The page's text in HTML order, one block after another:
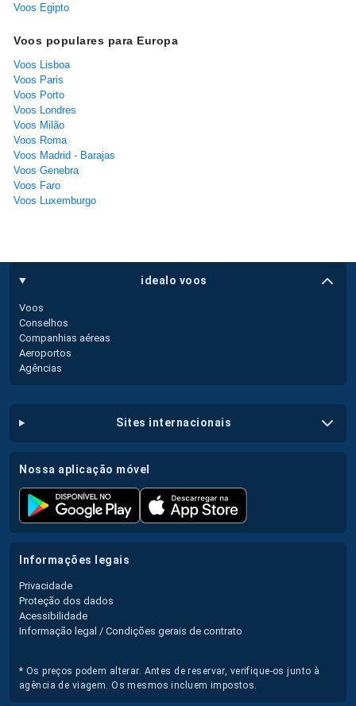
Voos Egipto
Voos populares para Europa
Voos Lisboa
Voos Paris
Voos Porto
Voos Londres
Voos Milão
Voos Roma
Voos Madrid - Barajas
Voos Genebra
Voos Faro
Voos Luxemburgo
idealo voos
Voos
Conselhos
Companhias aéreas
Aeroportos
Agências
sites internacionais
nossa aplicação móvel
informações legais
Privacidade
Proteção dos dados
Acessibilidade
Informação legal / Condições gerais de contrato
* Os preços podem alterar. Antes de reservar, verifique-os junto à
agência de viagem. Os mesmos incluem impostos.